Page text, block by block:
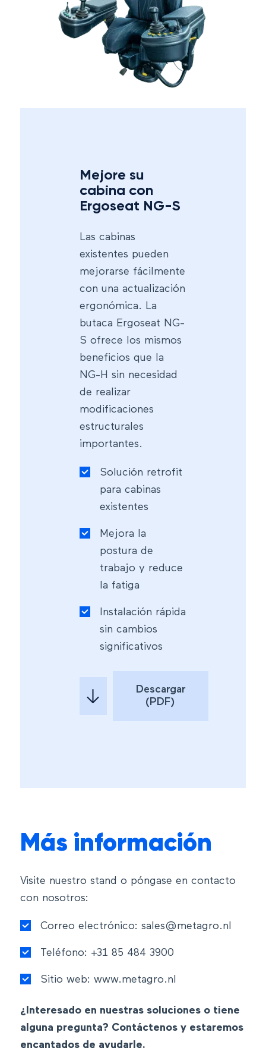
Mejore su
cabina con
Ergoseat NG-S
Las cabinas
existentes pueden
mejorarse fácilmente
con una actualización
ergonómica. La
butaca Ergoseat NG-
S ofrece los mismos
beneficios que la
NG-H sin necesidad
de realizar
modificaciones
estructurales
importantes.
Solución retrofit
para cabinas
existentes
Mejora la
postura de
trabajo y reduce
la fatiga
Instalación rápida
sin cambios
significativos
Descargar
(PDF)
Más información
Visite nuestro stand o póngase en contacto
con nosotros:
Correo electrónico: sales@metagro.nl
Teléfono: +31 85 484 3900
Sitio web: www.metagro.nl
¿Interesado en nuestras soluciones o tiene
alguna pregunta? Contáctenos y estaremos
encantados de ayudarle.